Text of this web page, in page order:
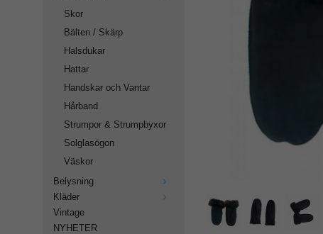
Skor
Bälten / Skärp
Halsdukar
Hattar
Handskar och Vantar
Hårband
Strumpor & Strumpbyxor
Solglasögon
Väskor
Belysning
Kläder
Vintage
NYHETER